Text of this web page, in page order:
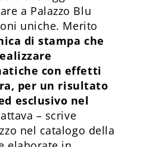
a Palazzo Blu
uniche. Merito
di stampa che
con effetti
per un risultato
esclusivo nel
– scrive
nel catalogo della